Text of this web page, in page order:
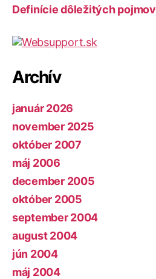
Definície dôležitých pojmov
Archív
január 2026
november 2025
október 2007
máj 2006
december 2005
október 2005
september 2004
august 2004
jún 2004
máj 2004